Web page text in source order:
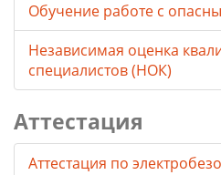
Обучение работе с
Независимая оценка
специалистов (НОК)
Аттестация
Аттестация по